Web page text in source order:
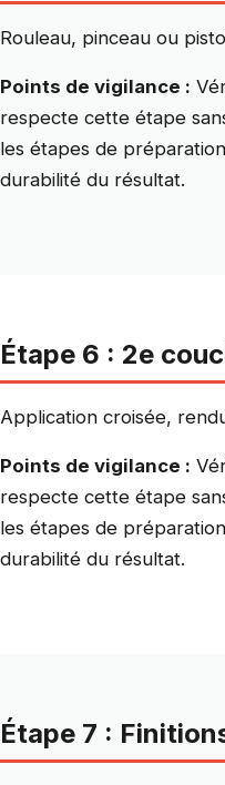
Rouleau, pinceau ou
Points de vigilance :
respecte cette étape
les étapes de
durabilité du résultat.
Étape 6 : 2e
Application croisée,
Points de vigilance :
respecte cette étape
les étapes de
durabilité du résultat.
Étape 7 :